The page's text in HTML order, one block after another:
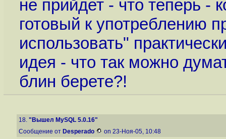
не прийдет - что теперь -
готовый к употреблению
использовать"
идея - что так можно
блин берете?!
18. "Вышел MySQL 5.0.16"
Сообщение от Desperado on 23-Ноя-05, 10:48